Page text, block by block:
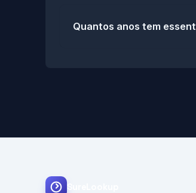
Quantos anos tem
SureLookup